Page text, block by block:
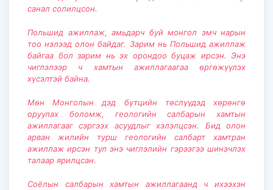
санал солилцсон.
Польшид ажиллаж, амьдарч буй монгол эмч нарын
тоо нэлээд олон байдаг. Зарим нь Польшид ажиллаж
байгаа бол зарим нь эх орондоо буцаж ирсэн. Энэ
чиглэлээр ч хамтын ажиллагаагаа өргөжүүлэх
хүсэлтэй байна.
Мөн Монголын дэд бүтцийн төслүүдэд хөрөнгө
оруулах боломж, геологийн салбарын хамтын
ажиллагааг сэргээх асуудлыг хэлэлцсэн. Бид олон
арван жилийн турш геологийн салбарт хамтран
ажиллаж ирсэн тул энэ чиглэлийн гэрээгээ шинэчлэх
талаар ярилцсан.
Соёлын салбарын хамтын ажиллагаанд ч ихээхэн